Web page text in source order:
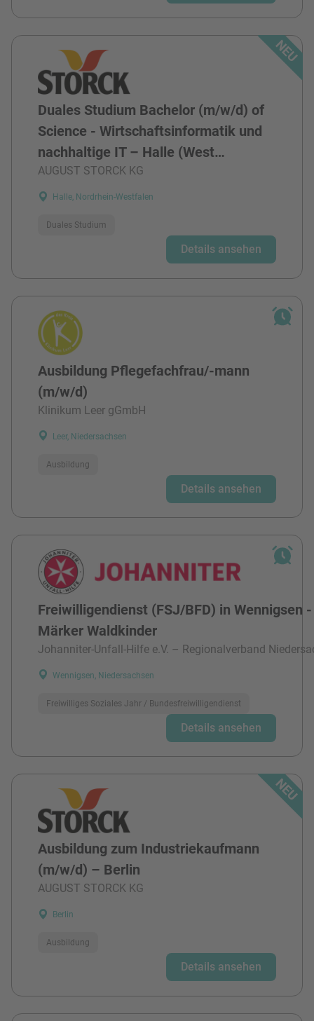
Duales Studium Bachelor (m/w/d) of
Science - Wirtschaftsinformatik und
nachhaltige IT – Halle (West…
AUGUST STORCK KG
Halle, Nordrhein-Westfalen
Duales Studium
Details ansehen
Ausbildung Pflegefachfrau/-mann
(m/w/d)
Klinikum Leer gGmbH
Leer, Niedersachsen
Ausbildung
Details ansehen
Freiwilligendienst (FSJ/BFD) in Wennigsen
Märker Waldkinder
Johanniter-Unfall-Hilfe e.V. – Regionalverband
Wennigsen, Niedersachsen
Freiwilliges Soziales Jahr / Bundesfreiwilligendienst
Details ansehen
Ausbildung zum Industriekaufmann
(m/w/d) – Berlin
AUGUST STORCK KG
Berlin
Ausbildung
Details ansehen